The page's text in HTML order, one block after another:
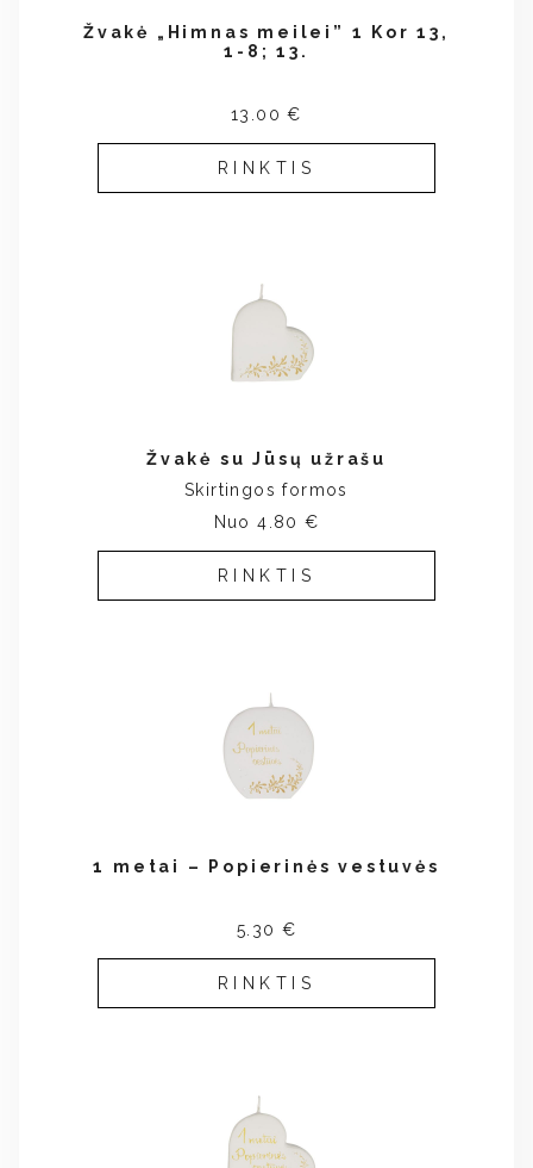
Žvakė „Himnas meilei” 1 Kor 13,
1-8; 13.
13.00 €
RINKTIS
Žvakė su Jūsų užrašu
Skirtingos formos
Nuo 4.80 €
RINKTIS
1 metai – Popierinės vestuvės
5.30 €
RINKTIS